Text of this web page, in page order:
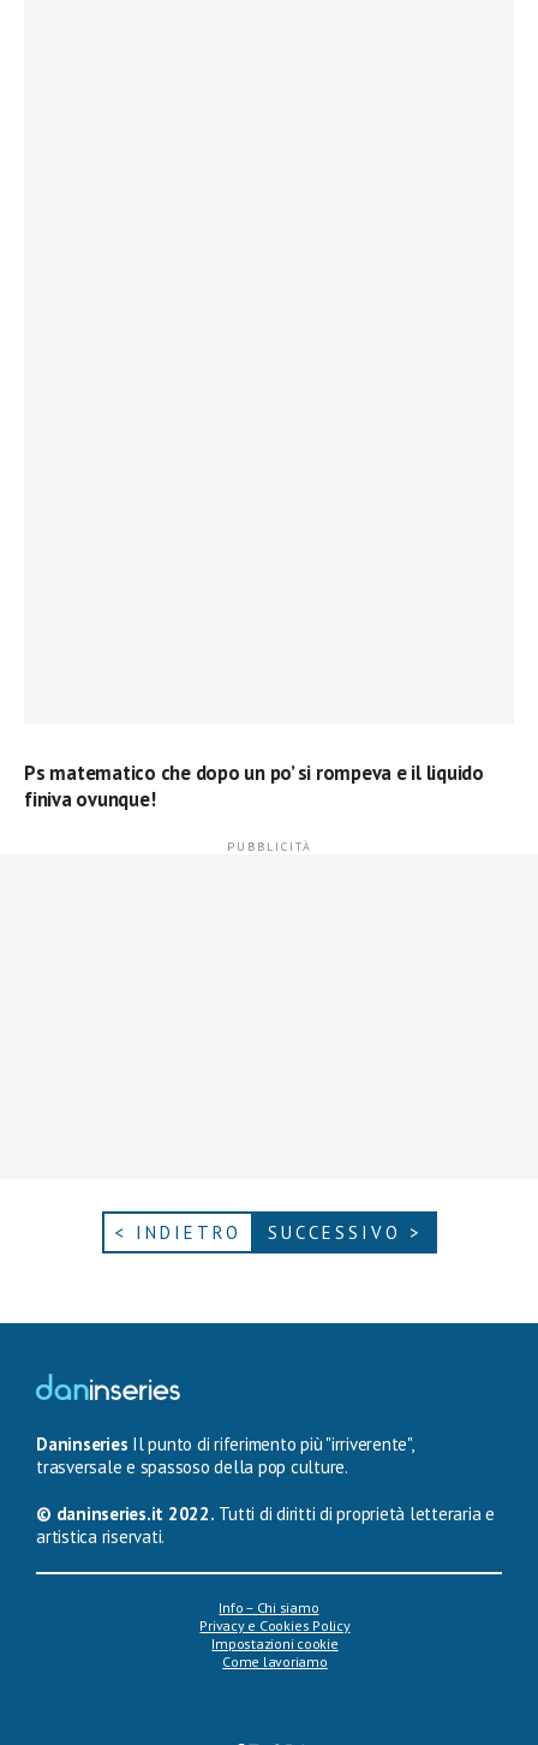
Ps matematico che dopo un po’ si rompeva e il liquido
finiva ovunque!
< INDIETRO SUCCESSIVO >
Daninseries Il punto di riferimento più "irriverente",
trasversale e spassoso della pop culture.
© daninseries.it 2022. Tutti di diritti di proprietà letteraria e
artistica riservati.
Info – Chi siamo
Privacy e Cookies Policy
Impostazioni cookie
Come lavoriamo